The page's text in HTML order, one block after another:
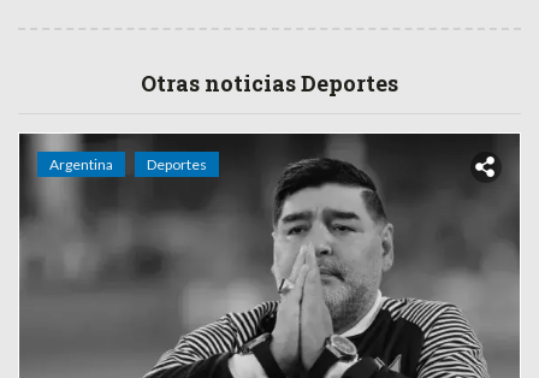
Otras noticias Deportes
Argentina Deportes